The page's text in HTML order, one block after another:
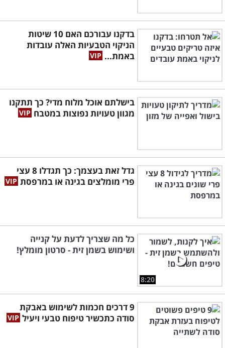
בדקנו עבורכם האם 10 שיטות
הניקוי הטבעיות האלה עובדות
באמת...
בישלתם אוכל מלוח מדי? כך תתקנו
מגוון טעויות נפוצות במטבח
גדל זאת בעצמך: כך תגדלו 8 עצי
פרי מומלצים בגינה או במרפסת
8:20
כל מה שצריך לדעת על קנייה
ושימוש בשמן זית - סרטון מומלץ!
9 דרכים חכמות לשימוש באבקת
סודה כתכשיר טיפוח טבעי ויעיל